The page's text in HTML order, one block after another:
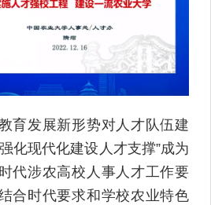
育发展新形势对人才队伍建
化现代化建设人才支撑”成为
代涉农高校人事人才工作要
合时代要求和学校农业特色